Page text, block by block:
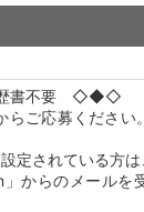
書不要 ◇◆◇
らご応募くださ
定されている方は
」からのメールを